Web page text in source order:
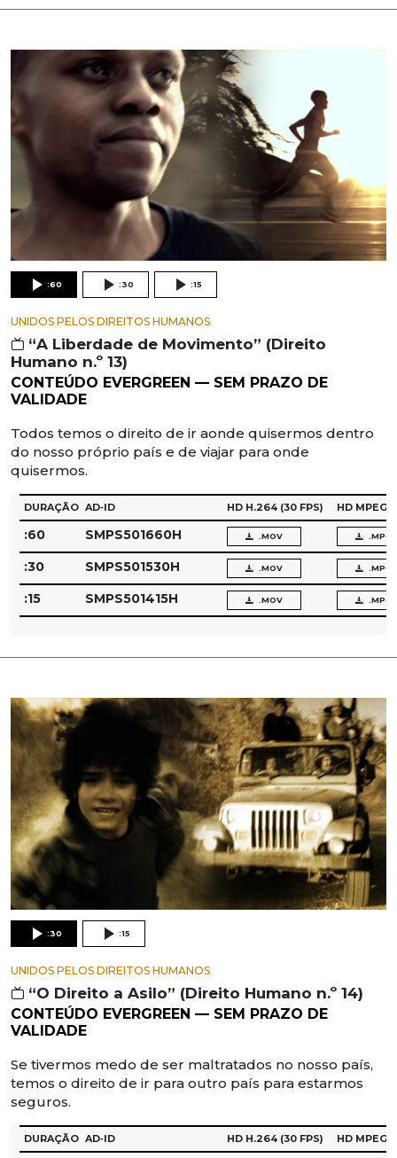
:60 :30 :15
UNIDOS PELOS DIREITOS HUMANOS
“A Liberdade de Movimento” (Direito
Humano n.º 13)
CONTEÚDO EVERGREEN — SEM PRAZO DE
VALIDADE
Todos temos o direito de ir aonde quisermos dentro
do nosso próprio país e de viajar para onde
quisermos.
DURAÇÃO AD‑ID HD H.264 (30 FPS) HD MPEG‑2
:60 SMPS501660H .MOV .MPG
:30 SMPS501530H .MOV .MPG
:15 SMPS501415H .MOV .MPG
:30 :15
UNIDOS PELOS DIREITOS HUMANOS
“O Direito a Asilo” (Direito Humano n.º 14)
CONTEÚDO EVERGREEN — SEM PRAZO DE
VALIDADE
Se tivermos medo de ser maltratados no nosso país,
temos o direito de ir para outro país para estarmos
seguros.
DURAÇÃO AD‑ID HD H.264 (30 FPS) HD MPEG‑2